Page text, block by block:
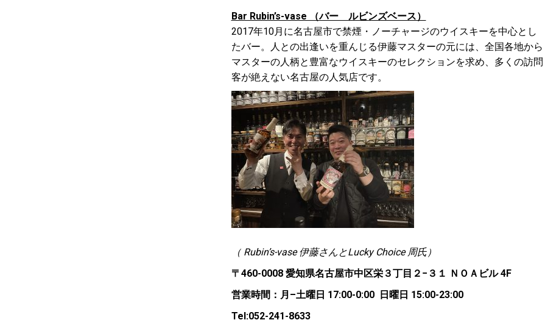
Bar Rubin’s-vase （バー ルビンズベース）
2017年10月に名古屋市で禁煙・ノーチャージのウイスキーを中心とし
たバー。人との出逢いを重んじる伊藤マスターの元には、全国各地から
マスターの人柄と豊富なウイスキーのセレクションを求め、多くの訪問
客が絶えない名古屋の人気店です。
（ Rubin’s-vase 伊藤さんとLucky Choice 周氏）
〒460-0008 愛知県名古屋市中区栄３丁目２−３１ ＮＯＡビル 4F
営業時間：月–土曜日 17:00-0:00 日曜日 15:00-23:00
Tel:052-241-8633